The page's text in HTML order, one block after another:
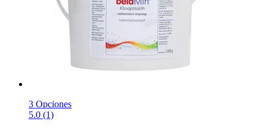
3 Opciones
5.0 (1)